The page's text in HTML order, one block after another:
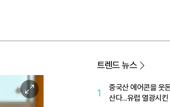
이
미
트렌드 뉴스
1
중국산 에어콘을 웃
산다...유럽 열광시킨